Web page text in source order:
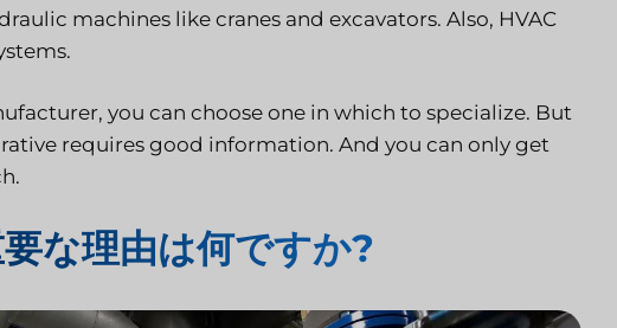
machines like cranes and excavators. Also, HVAC
you can choose one in which to specialize. But
requires good information. And you can only get
な理由は何ですか?